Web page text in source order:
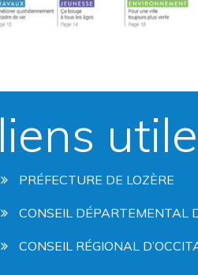
liens
PRÉFECTURE DE LOZÈRE
CONSEIL DÉPARTEMENTAL
CONSEIL RÉGIONAL